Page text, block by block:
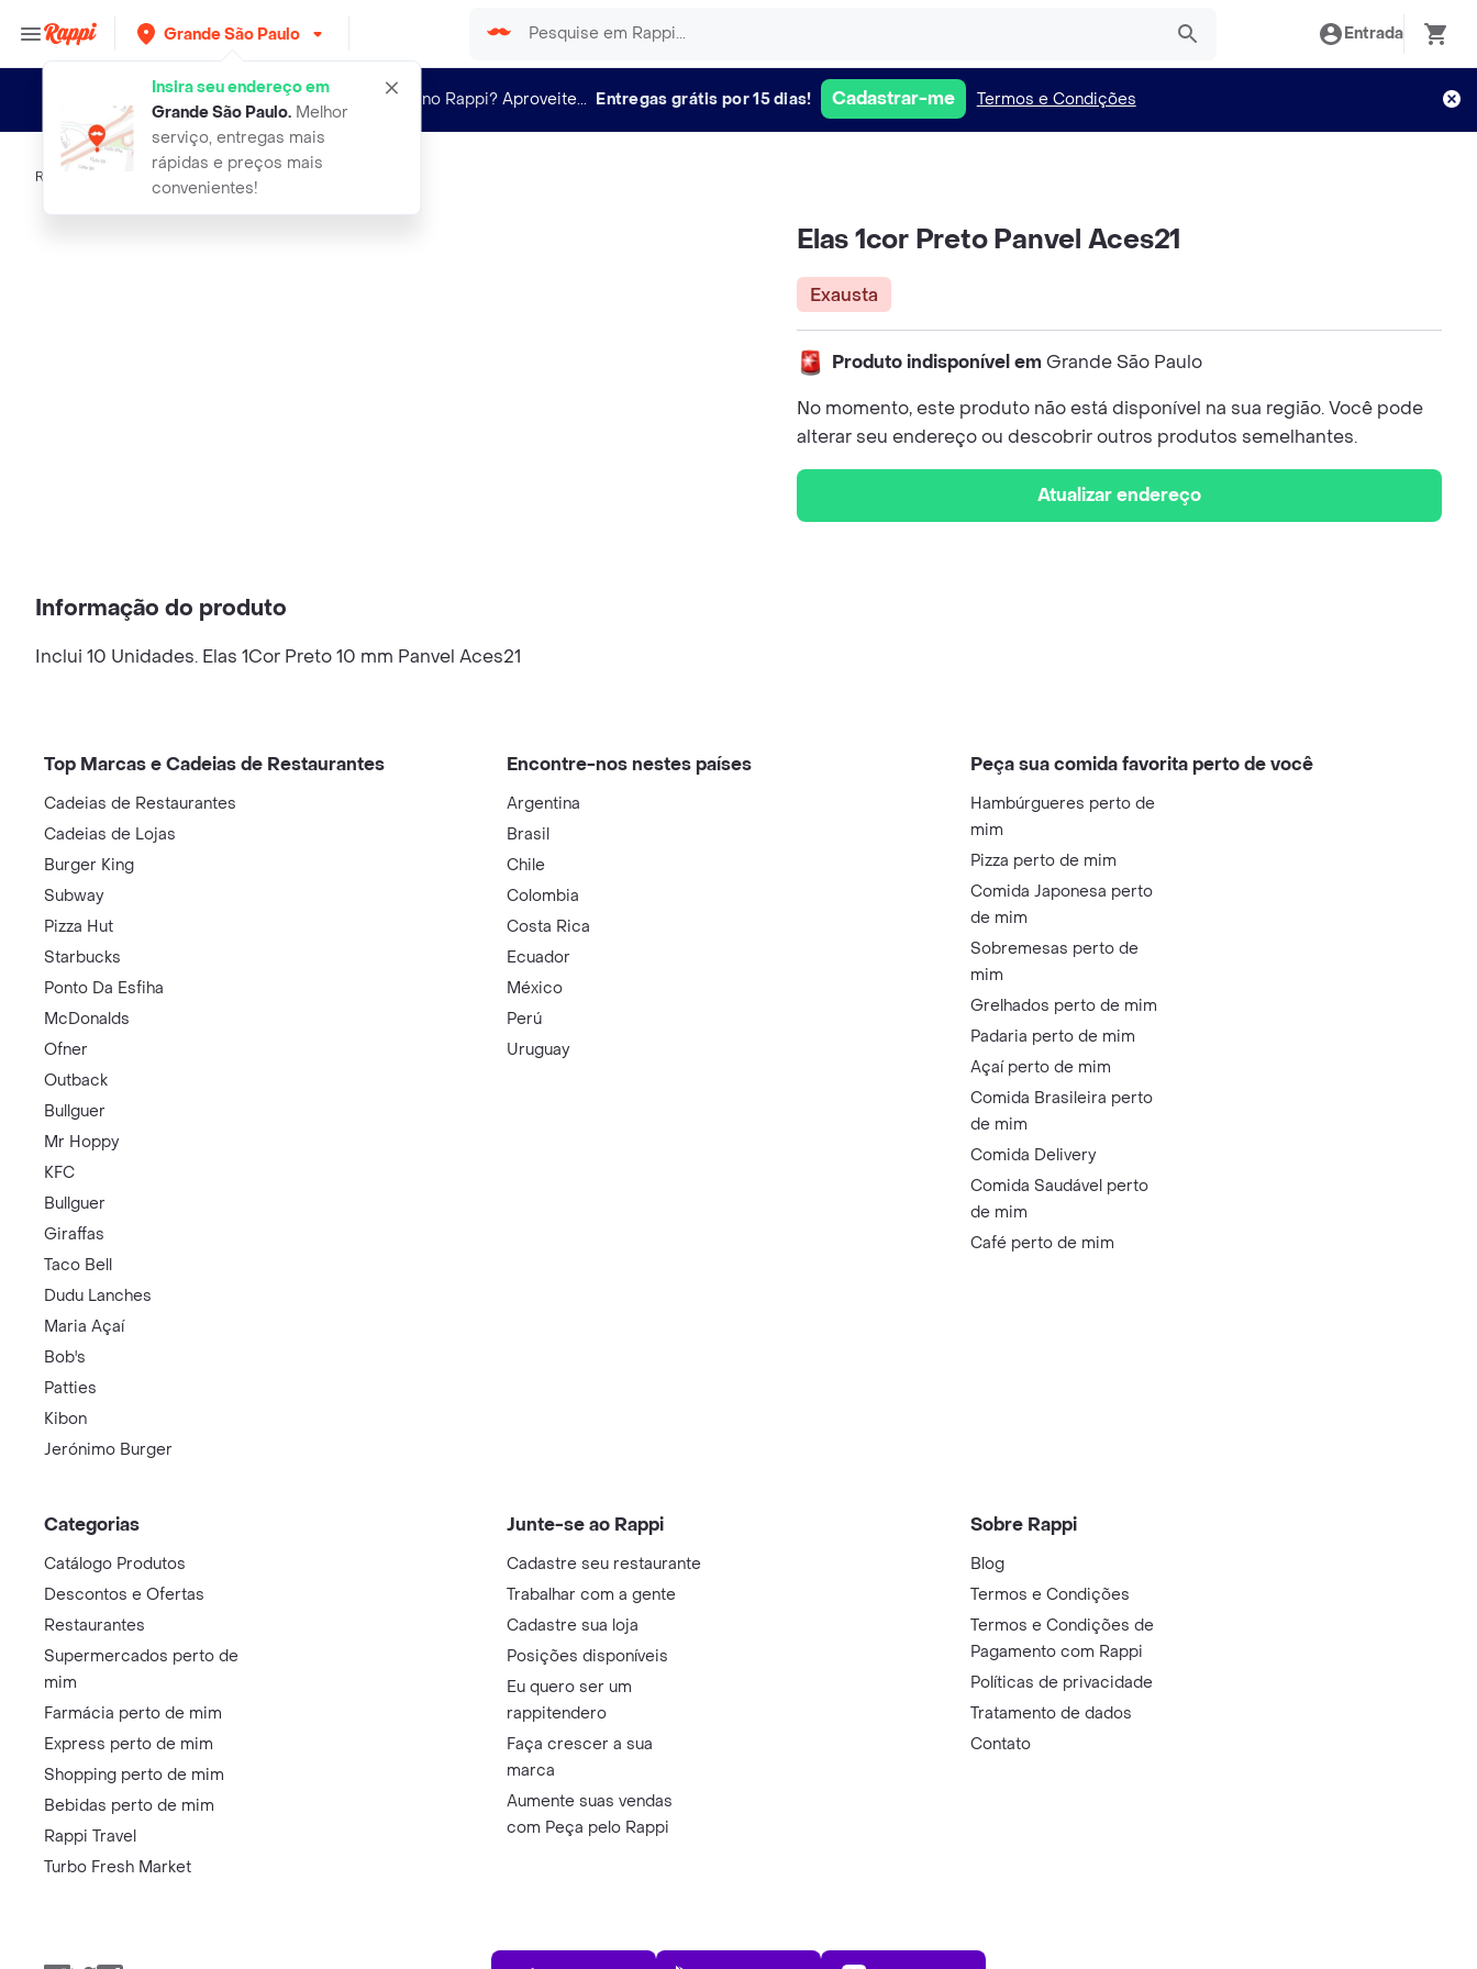
Grande São Paulo
Insira seu endereço em
Grande São Paulo.Melhor
serviço, entregas mais
rápidas e preços mais
convenientes!
Entrada
Novo no Rappi? Aproveite... Entregas grátis por 15 dias! Cadastrar-me Termos e Condições
Rappi elas 1cor preto panvel aces21
Elas 1cor Preto Panvel Aces21
Exausta
Produto indisponível emGrande São Paulo
No momento, este produto não está disponível na sua região. Você pode
alterar seu endereço ou descobrir outros produtos semelhantes.
Atualizar endereço
Informação do produto
Inclui 10 Unidades. Elas 1Cor Preto 10 mm Panvel Aces21
Top Marcas e Cadeias de Restaurantes
Cadeias de Restaurantes
Cadeias de Lojas
Burger King
Subway
Pizza Hut
Starbucks
Ponto Da Esfiha
McDonalds
Ofner
Outback
Bullguer
Mr Hoppy
KFC
Bullguer
Giraffas
Taco Bell
Dudu Lanches
Maria Açaí
Bob's
Patties
Kibon
Jerónimo Burger
Encontre-nos nestes países
Argentina
Brasil
Chile
Colombia
Costa Rica
Ecuador
México
Perú
Uruguay
Peça sua comida favorita perto de você
Hambúrgueres perto de
mim
Pizza perto de mim
Comida Japonesa perto
de mim
Sobremesas perto de
mim
Grelhados perto de mim
Padaria perto de mim
Açaí perto de mim
Comida Brasileira perto
de mim
Comida Delivery
Comida Saudável perto
de mim
Café perto de mim
Categorias
Catálogo Produtos
Descontos e Ofertas
Restaurantes
Supermercados perto de
mim
Farmácia perto de mim
Express perto de mim
Shopping perto de mim
Bebidas perto de mim
Rappi Travel
Turbo Fresh Market
Junte-se ao Rappi
Cadastre seu restaurante
Trabalhar com a gente
Cadastre sua loja
Posições disponíveis
Eu quero ser um
rappitendero
Faça crescer a sua
marca
Aumente suas vendas
com Peça pelo Rappi
Sobre Rappi
Blog
Termos e Condições
Termos e Condições de
Pagamento com Rappi
Políticas de privacidade
Tratamento de dados
Contato
App Store Play Store AppGallery